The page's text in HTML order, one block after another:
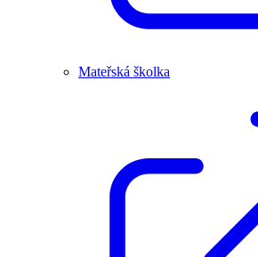
Mateřská školka